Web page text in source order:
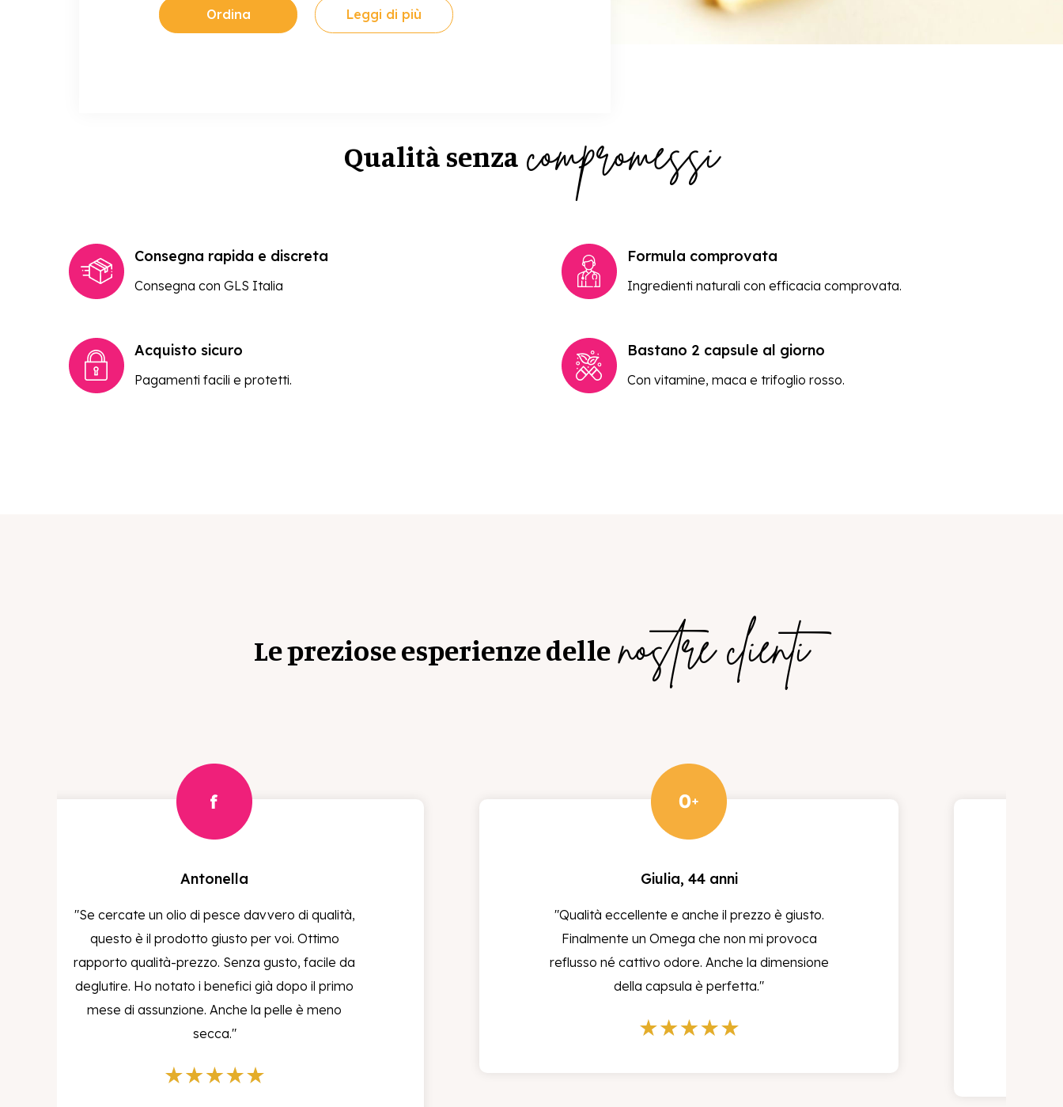
Ordina Leggi di più
Qualità senzacompromessi
Consegna rapida e discreta
Consegna con GLS Italia
Formula comprovata
Ingredienti naturali con efficacia comprovata.
Acquisto sicuro
Pagamenti facili e protetti.
Bastano 2 capsule al giorno
Con vitamine, maca e trifoglio rosso.
Le preziose esperienze dellenostre clienti
"Ho comprato Femisol per me, quando ho
sentito che i giorni diventavano troppo pesanti e
mi sentivo confusa tra tutte le attività. Avevo già
preso Omega preventivamente per
l'aterosclerosi."
Caterina
"Finalmente un integratore pensato per le donne
mature che non mi fa aumentare di peso e non
mi gonfia. Complimenti!"